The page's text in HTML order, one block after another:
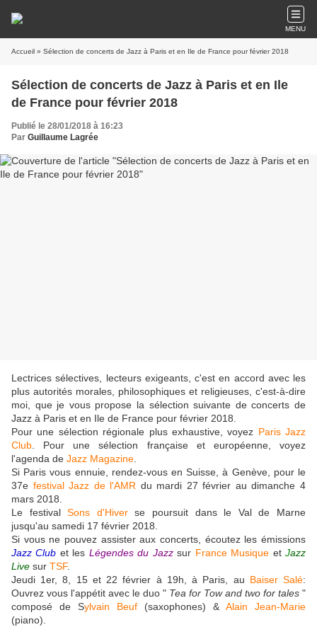
MENU
Accueil » Sélection de concerts de Jazz à Paris et en Ile de France pour février 2018
Sélection de concerts de Jazz à Paris et en Ile
de France pour février 2018
Publié le 28/01/2018 à 16:23
Par Guillaume Lagrée
Lectrices sélectives, lecteurs exigeants, c'est en accord avec les
plus autorités morales, philosophiques et religieuses, c'est-à-dire
moi, que je vous propose la sélection suivante de concerts de
Jazz à Paris et en Ile de France pour février 2018.
Pour une sélection régionale plus exhaustive, voyez Paris Jazz
Club . Pour une sélection française et européenne, voyez
l'agenda de Jazz Magazine
Si Paris vous ennuie, rendez-vous en Suisse, à Genève, pour le
37e festival Jazz de l'AMR du mardi 27 février au dimanche 4
mars 2018.
Le festivalSons d'Hiverse poursuit dans le Val de Marne
jusqu'au samedi 17 février 2018.
Si vous ne pouvez assister aux concerts, écoutez les émissions
Jazz Club et les Légendes du Jazzsur France Musique etJazz
Live sur TSF.
Jeudi 1er, 8, 15 et 22 février à 19h, à Paris, au Baiser Salé:
Ouvrez vous l'appétit avec le duo " Tea for Tow and two for tales "
composé de Sylvain Beuf (saxophones) & Alain Jean-Marie
(piano).